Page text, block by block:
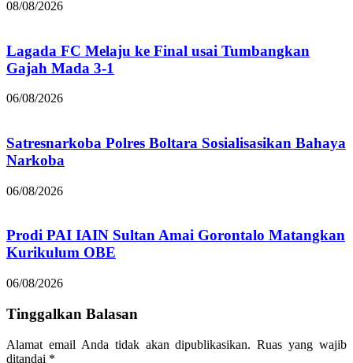
08/08/2026
Lagada FC Melaju ke Final usai Tumbangkan
Gajah Mada 3-1
06/08/2026
Satresnarkoba Polres Boltara Sosialisasikan Bahaya
Narkoba
06/08/2026
Prodi PAI IAIN Sultan Amai Gorontalo Matangkan
Kurikulum OBE
06/08/2026
Tinggalkan Balasan
Alamat email Anda tidak akan dipublikasikan. Ruas yang wajib
ditandai *